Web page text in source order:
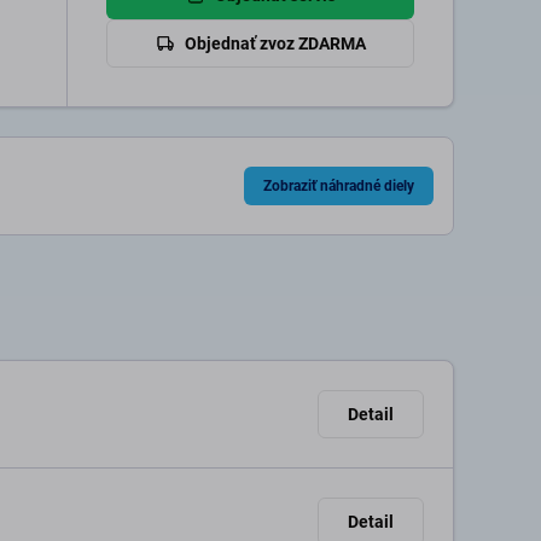
Objednať zvoz ZDARMA
Zobraziť náhradné diely
Detail
Detail